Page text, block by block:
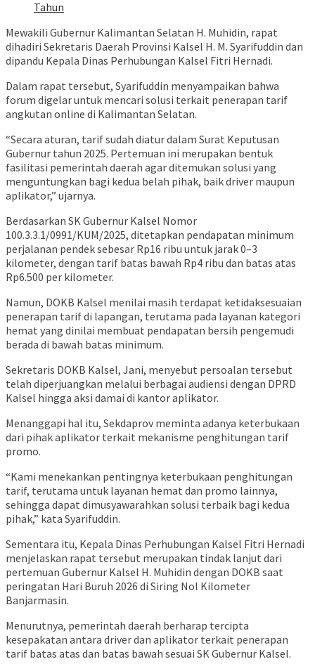
Tahun
Mewakili Gubernur Kalimantan Selatan H. Muhidin, rapat
dihadiri Sekretaris Daerah Provinsi Kalsel H. M. Syarifuddin dan
dipandu Kepala Dinas Perhubungan Kalsel Fitri Hernadi.
Dalam rapat tersebut, Syarifuddin menyampaikan bahwa
forum digelar untuk mencari solusi terkait penerapan tarif
angkutan online di Kalimantan Selatan.
“Secara aturan, tarif sudah diatur dalam Surat Keputusan
Gubernur tahun 2025. Pertemuan ini merupakan bentuk
fasilitasi pemerintah daerah agar ditemukan solusi yang
menguntungkan bagi kedua belah pihak, baik driver maupun
aplikator,” ujarnya.
Berdasarkan SK Gubernur Kalsel Nomor
100.3.3.1/0991/KUM/2025, ditetapkan pendapatan minimum
perjalanan pendek sebesar Rp16 ribu untuk jarak 0–3
kilometer, dengan tarif batas bawah Rp4 ribu dan batas atas
Rp6.500 per kilometer.
Namun, DOKB Kalsel menilai masih terdapat ketidaksesuaian
penerapan tarif di lapangan, terutama pada layanan kategori
hemat yang dinilai membuat pendapatan bersih pengemudi
berada di bawah batas minimum.
Sekretaris DOKB Kalsel, Jani, menyebut persoalan tersebut
telah diperjuangkan melalui berbagai audiensi dengan DPRD
Kalsel hingga aksi damai di kantor aplikator.
Menanggapi hal itu, Sekdaprov meminta adanya keterbukaan
dari pihak aplikator terkait mekanisme penghitungan tarif
promo.
“Kami menekankan pentingnya keterbukaan penghitungan
tarif, terutama untuk layanan hemat dan promo lainnya,
sehingga dapat dimusyawarahkan solusi terbaik bagi kedua
pihak,” kata Syarifuddin.
Sementara itu, Kepala Dinas Perhubungan Kalsel Fitri Hernadi
menjelaskan rapat tersebut merupakan tindak lanjut dari
pertemuan Gubernur Kalsel H. Muhidin dengan DOKB saat
peringatan Hari Buruh 2026 di Siring Nol Kilometer
Banjarmasin.
Menurutnya, pemerintah daerah berharap tercipta
kesepakatan antara driver dan aplikator terkait penerapan
tarif batas atas dan batas bawah sesuai SK Gubernur Kalsel.